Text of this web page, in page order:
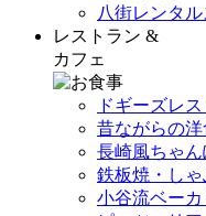
八街レンタ
レストラン &
カフェ
ドギーズレ
昔ながらの洋
長崎風ちゃ
鉄板焼・しゃ
小谷流ベーカ